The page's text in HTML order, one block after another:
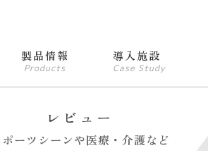
製品情報
Products
導入施設
Case Study
レビュー
ポーツシーンや医療・介護など